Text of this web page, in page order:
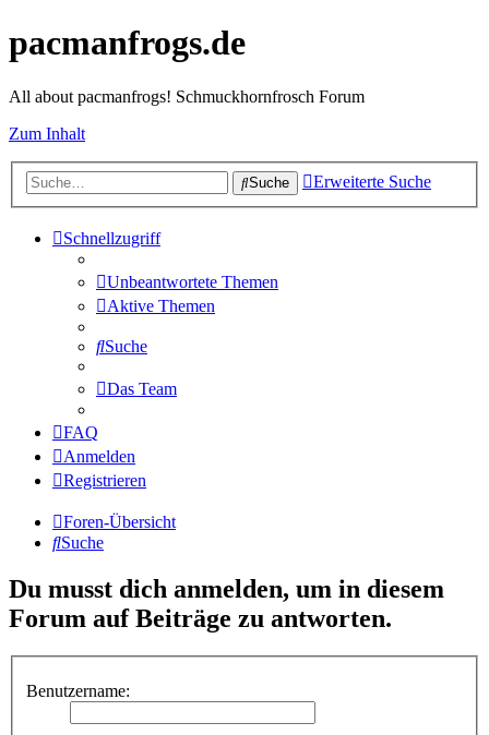
pacmanfrogs.de
All about pacmanfrogs! Schmuckhornfrosch Forum
Zum Inhalt
Suche Erweiterte Suche
Schnellzugriff
Unbeantwortete Themen
Aktive Themen
Suche
Das Team
FAQ
Anmelden
Registrieren
Foren-Übersicht
Suche
Du musst dich anmelden, um in diesem
Forum auf Beiträge zu antworten.
Benutzername: